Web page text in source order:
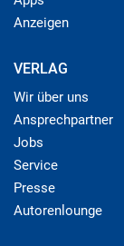
Anzeigen
VERLAG
Wir über uns
Ansprechpartner
Jobs
Service
Presse
Autorenlounge